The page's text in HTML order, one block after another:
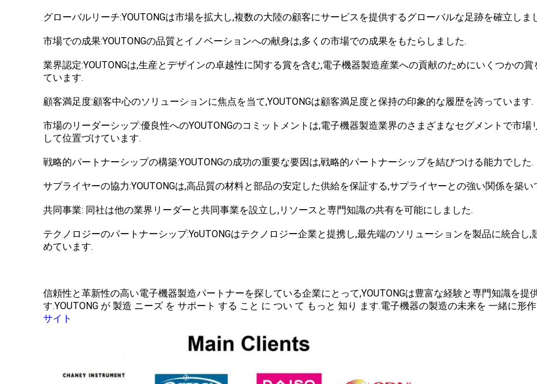
グローバルリーチ:YOUTONGは市場を拡大し,複数の大陸の顧客にサービスを提供するグローバルな足跡を確立しま
市場での成果:YOUTONGの品質とイノベーションへの献身は,多くの市場での成果をもたらしました.
業界認定:YOUTONGは,生産とデザインの卓越性に関する賞を含む,電子機器製造産業への貢献のためにいくつかの賞
ています.
顧客満足度:顧客中心のソリューションに焦点を当て,YOUTONGは顧客満足度と保持の印象的な履歴を誇っています.
市場のリーダーシップ:優良性へのYOUTONGのコミットメントは,電子機器製造業界のさまざまなセグメントで市場
して位置づけています.
戦略的パートナーシップの構築:YOUTONGの成功の重要な要因は,戦略的パートナーシップを結びつける能力でした.
サプライヤーの協力:YOUTONGは,高品質の材料と部品の安定した供給を保証する,サプライヤーとの強い関係を築い
共同事業: 同社は他の業界リーダーと共同事業を設立し,リソースと専門知識の共有を可能にしました.
テクノロジーのパートナーシップ:YoUTONGはテクノロジー企業と提携し,最先端のソリューションを製品に統合し,
めています.
信頼性と革新性の高い電子機器製造パートナーを探している企業にとって,YOUTONGは豊富な経験と専門知識を提
す.YOUTONG が 製造 ニーズ を サポート する こと に つい て もっと 知り ます.電子機器の製造の未来を 一緒に形作
サイト